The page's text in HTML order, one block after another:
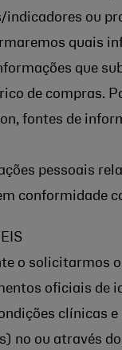
indicadores ou
quais
que
de compras.
, fontes de
pessoais
conformidade
o solicitarmos
oficiais de
clínicas
no ou através